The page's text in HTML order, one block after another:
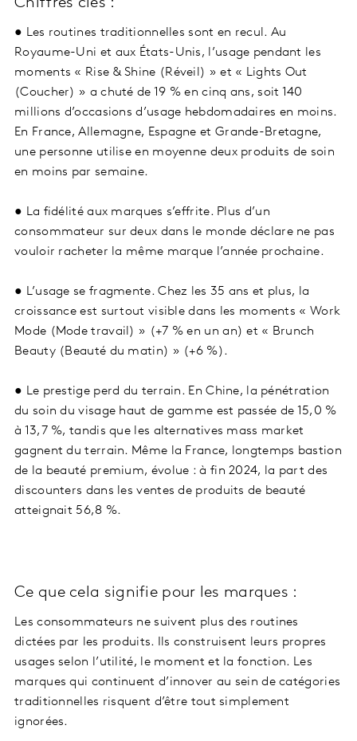
Chiffres clés :
● Les routines traditionnelles sont en recul. Au
Royaume-Uni et aux États-Unis, l’usage pendant les
moments « Rise & Shine (Réveil) » et « Lights Out
(Coucher) » a chuté de 19 % en cinq ans, soit 140
millions d’occasions d’usage hebdomadaires en moins.
En France, Allemagne, Espagne et Grande-Bretagne,
une personne utilise en moyenne deux produits de soin
en moins par semaine.
● La fidélité aux marques s’effrite. Plus d’un
consommateur sur deux dans le monde déclare ne pas
vouloir racheter la même marque l’année prochaine.
● L’usage se fragmente. Chez les 35 ans et plus, la
croissance est surtout visible dans les moments « Work
Mode (Mode travail) » (+7 % en un an) et « Brunch
Beauty (Beauté du matin) » (+6 %).
● Le prestige perd du terrain. En Chine, la pénétration
du soin du visage haut de gamme est passée de 15,0 %
à 13,7 %, tandis que les alternatives mass market
gagnent du terrain. Même la France, longtemps bastion
de la beauté premium, évolue : à fin 2024, la part des
discounters dans les ventes de produits de beauté
atteignait 56,8 %.
Ce que cela signifie pour les marques :
Les consommateurs ne suivent plus des routines
dictées par les produits. Ils construisent leurs propres
usages selon l’utilité, le moment et la fonction. Les
marques qui continuent d’innover au sein de catégories
traditionnelles risquent d’être tout simplement
ignorées.